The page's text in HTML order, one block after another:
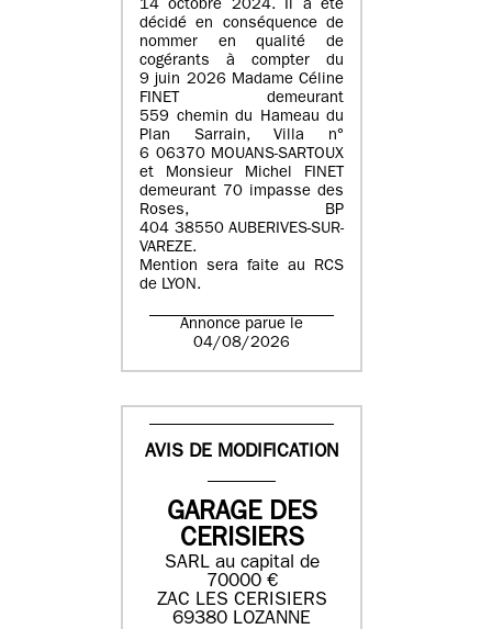
14 octobre 2024. Il a été
décidé en conséquence de
nommer en qualité de
cogérants à compter du
9 juin 2026 Madame Céline
FINET demeurant
559 chemin du Hameau du
Plan Sarrain, Villa n°
6 06370 MOUANS-SARTOUX
et Monsieur Michel FINET
demeurant 70 impasse des
Roses, BP
404 38550 AUBERIVES-SUR-
VAREZE.
Mention sera faite au RCS
de LYON.
Annonce parue le
04/08/2026
AVIS DE MODIFICATION
GARAGE DES
CERISIERS
SARL au capital de
70000 €
ZAC LES CERISIERS
69380 LOZANNE